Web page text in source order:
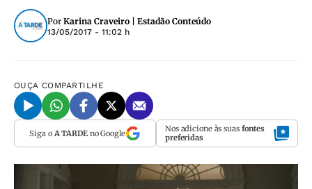
Por Karina Craveiro | Estadão Conteúdo
13/05/2017 - 11:02 h
OUÇA COMPARTILHE
Siga o A TARDEno Google Nos adicione às suas fontes
preferidas